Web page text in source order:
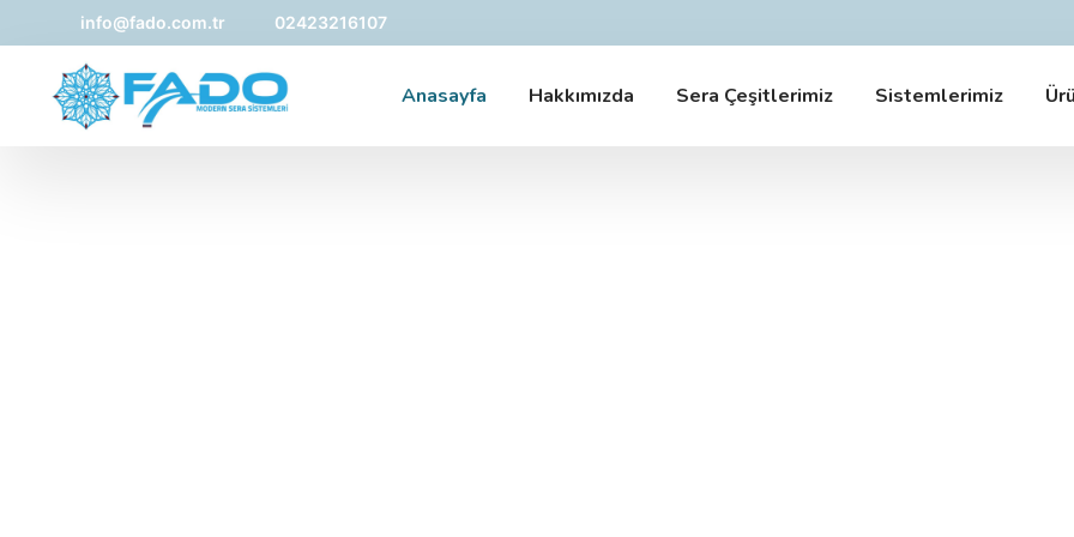
info@fado.com.tr 02423216107
Anasayfa Hakkımızda Sera Çeşitlerimiz Sistemlerimiz